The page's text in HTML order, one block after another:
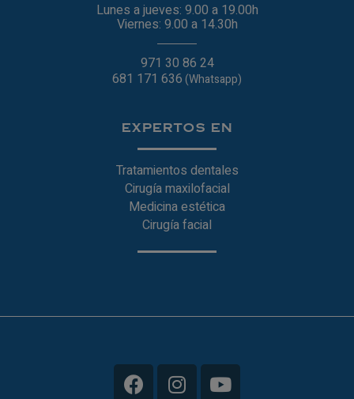
Lunes a jueves: 9.00 a 19.00h
Viernes: 9.00 a 14.30h
971 30 86 24
681 171 636(Whatsapp)
EXPERTOS EN
Tratamientos dentales
Cirugía maxilofacial
Medicina estética
Cirugía facial